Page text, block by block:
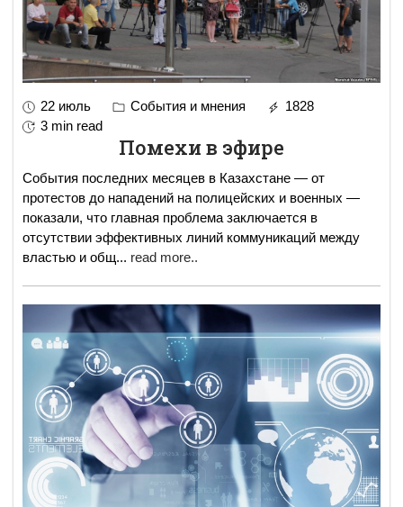
22 июль События и мнения
1828
3 min read
Помехи в эфире
События последних месяцев в Казахстане — от
протестов до нападений на полицейских и военных —
показали, что главная проблема заключается в
отсутствии эффективных линий коммуникаций между
властью и общ... read more..